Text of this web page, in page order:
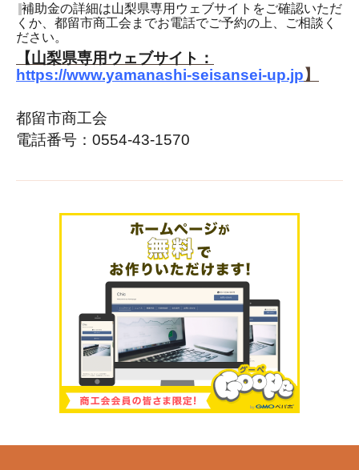
補助金の詳細は山梨県専用ウェブサイトをご確認いただ
くか、都留市商工会までお電話でご予約の上、ご相談く
ださい。
【山梨県専用ウェブサイト：
https://www.yamanashi-seisansei-up.jp】
都留市商工会
電話番号：0554-43-1570